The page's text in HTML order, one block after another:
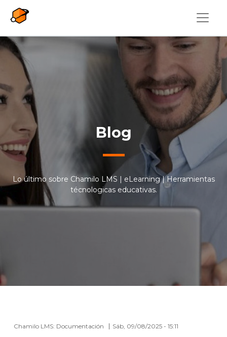
Blog
Lo último sobre Chamilo LMS | eLearning | Herramientas
técnologicas educativas.
Chamilo LMS: Documentación Sáb, 09/08/2025 - 15:11